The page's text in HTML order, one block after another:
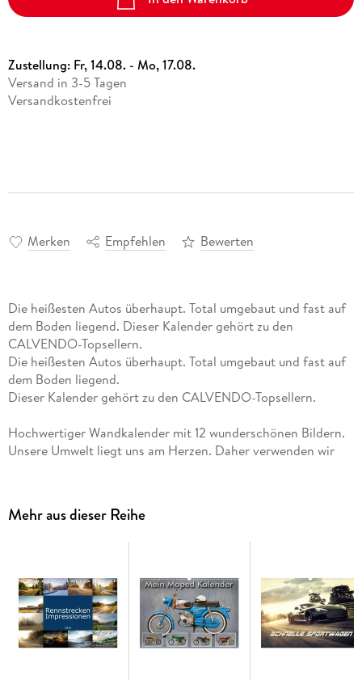
Zustellung: Fr, 14.08. - Mo, 17.08.
Versand in 3-5 Tagen
Versandkostenfrei
Merken Empfehlen Bewerten
Die heißesten Autos überhaupt. Total umgebaut und fast auf
dem Boden liegend. Dieser Kalender gehört zu den
CALVENDO-Topsellern.
Die heißesten Autos überhaupt. Total umgebaut und fast auf
dem Boden liegend.
Dieser Kalender gehört zu den CALVENDO-Topsellern.
Hochwertiger Wandkalender mit 12 wunderschönen Bildern.
Unsere Umwelt liegt uns am Herzen. Daher verwenden wir
bedarfsgerecht in Einzelfertigung in Deutschland (Made in
Germany) produzieren. Wir halten unsere Transportwege kurz
14 Seiten bestehend aus 1 Cover | 12 Monatsseiten | 1
Indexseite | Papprücken hinten
Dieser erfolgreiche Kalender wurde dieses Jahr mit gleichen
Mehr aus dieser Reihe